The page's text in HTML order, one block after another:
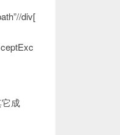
div[
成